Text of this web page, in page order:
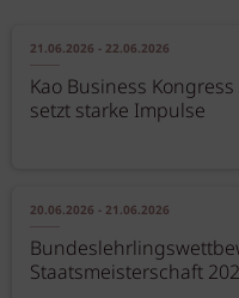
21.06.2026 - 22.06.2026
Kao Business
setzt starke Impulse
20.06.2026 - 21.06.2026
Staatsmeisterschaft